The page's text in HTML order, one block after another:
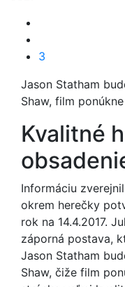
3
Jason Statham
Shaw, film
Kvalitné
Informáciu
okrem herečky
rok na 14.4.2017.
záporná postava,
Jason Statham
Shaw, čiže film